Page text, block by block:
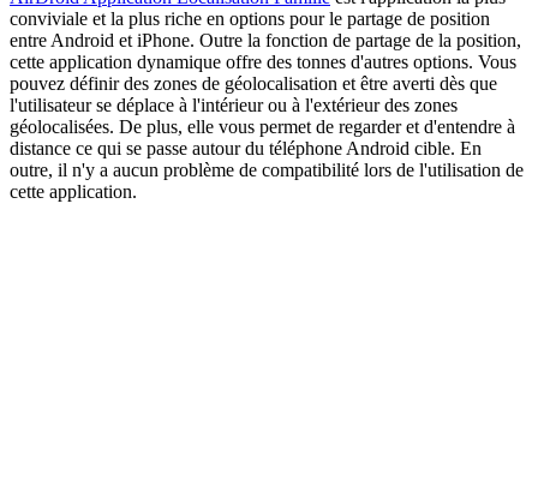
conviviale et la plus riche en options pour le partage de position
entre Android et iPhone. Outre la fonction de partage de la position,
cette application dynamique offre des tonnes d'autres options. Vous
pouvez définir des zones de géolocalisation et être averti dès que
l'utilisateur se déplace à l'intérieur ou à l'extérieur des zones
géolocalisées. De plus, elle vous permet de regarder et d'entendre à
distance ce qui se passe autour du téléphone Android cible. En
outre, il n'y a aucun problème de compatibilité lors de l'utilisation de
cette application.